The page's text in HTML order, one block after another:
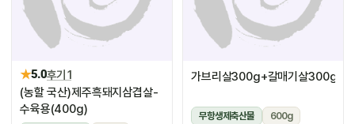
★5.0후기 1
(농할 국산)제주흑돼지삼겹살-
수육용(400g)
가브리살300g+갈매기살300g
무항생제축산물
600g